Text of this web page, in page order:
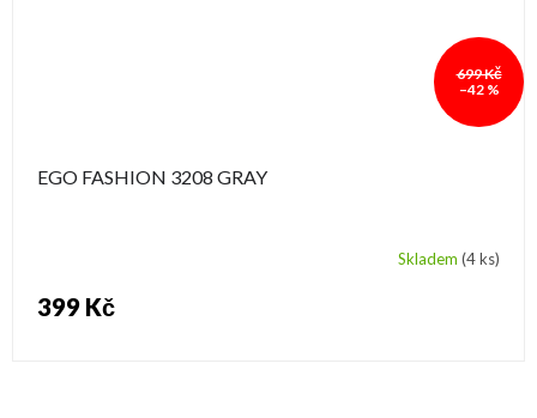
699 Kč
–42 %
EGO FASHION 3208 GRAY
Skladem (4 ks)
399 Kč